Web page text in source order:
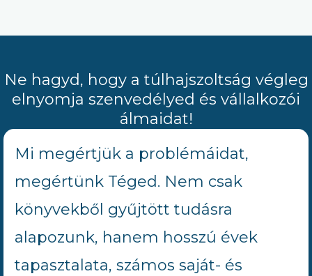
Ne hagyd, hogy a túlhajszoltság végleg
elnyomja szenvedélyed és vállalkozói
álmaidat!
Mi megértjük a problémáidat,
megértünk Téged. Nem csak
könyvekből gyűjtött tudásra
alapozunk, hanem hosszú évek
tapasztalata, számos saját- és